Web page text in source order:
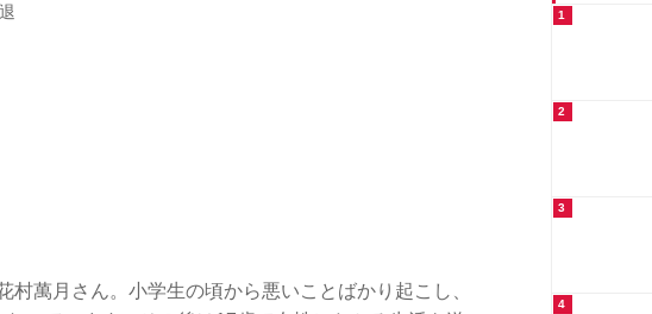
萬月さん。小学生の頃から悪いことばかり起こし、
1
2
3
4